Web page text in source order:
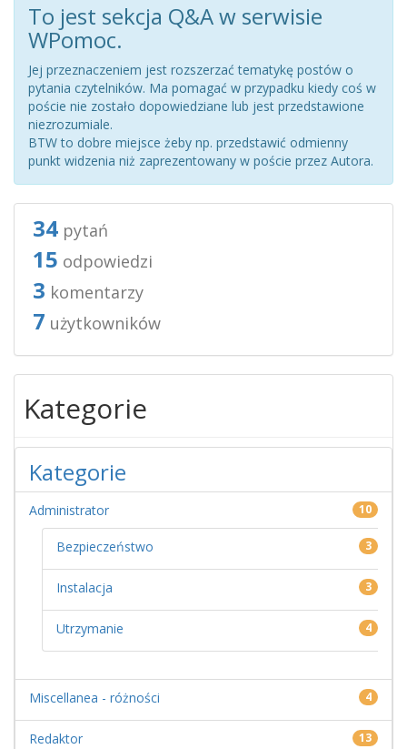
To jest sekcja Q&A w serwisie
WPomoc.
Jej przeznaczeniem jest rozszerzać tematykę postów o
pytania czytelników. Ma pomagać w przypadku kiedy coś w
poście nie zostało dopowiedziane lub jest przedstawione
niezrozumiale.
BTW to dobre miejsce żeby np. przedstawić odmienny
punkt widzenia niż zaprezentowany w poście przez Autora.
34 pytań
15 odpowiedzi
3 komentarzy
7 użytkowników
Kategorie
Kategorie
Administrator 10
Bezpieczeństwo 3
Instalacja 3
Utrzymanie 4
Miscellanea - różności 4
Redaktor 13